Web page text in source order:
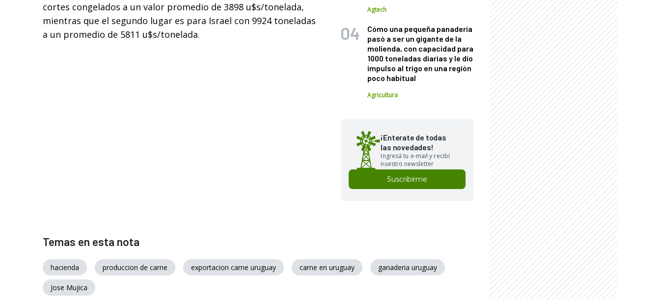
cortes congelados a un valor promedio de 3898 u$s/tonelada,
mientras que el segundo lugar es para Israel con 9924 toneladas
a un promedio de 5811 u$s/tonelada.
Agtech
Cómo una pequeña panadería
pasó a ser un gigante de la
molienda, con capacidad para
1000 toneladas diarias y le dio
impulso al trigo en una región
poco habitual
Agricultura
¡Enterate de todas
las novedades!
Ingresá tu e-mail y recibí
nuestro newsletter
Suscribirme
Temas en esta nota
hacienda produccion de carne exportacion carne uruguay carne en uruguay ganaderia uruguay
Jose Mujica